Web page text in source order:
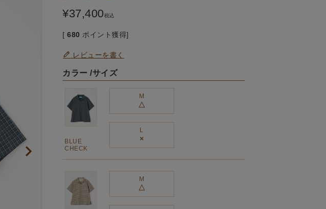
SHOP LIST¥37,400税込
[ 680 ポイント獲得]
レビューを書く
カラー サイズ
BLUE
CHECK
M
△
L
×
M
△